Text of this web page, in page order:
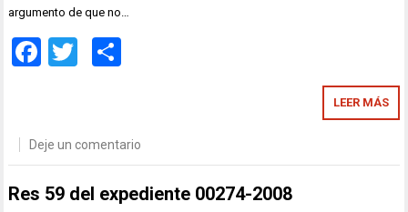
argumento de que no…
Facebook
Twitter
LEER MÁS
Deje un comentario
Res 59 del expediente 00274-2008